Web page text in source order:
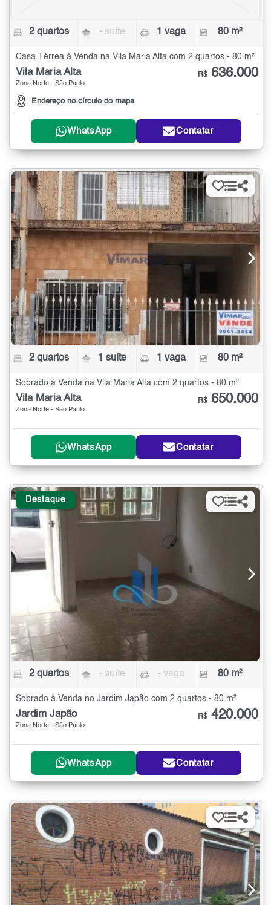
2 quartos - suíte 1 vaga 80 m²
Casa Térrea à Venda na Vila Maria Alta com 2 quartos - 80 m²
Vila Maria Alta
Zona Norte - São Paulo
Endereço no círculo do mapa
R$ 636.000
WhatsApp Contatar
2 quartos 1 suíte 1 vaga 80 m²
Sobrado à Venda na Vila Maria Alta com 2 quartos - 80 m²
Vila Maria Alta
Zona Norte - São Paulo
R$ 650.000
WhatsApp Contatar
Destaque
2 quartos - suíte - vaga 80 m²
Sobrado à Venda no Jardim Japão com 2 quartos - 80 m²
Jardim Japão
Zona Norte - São Paulo
R$ 420.000
WhatsApp Contatar